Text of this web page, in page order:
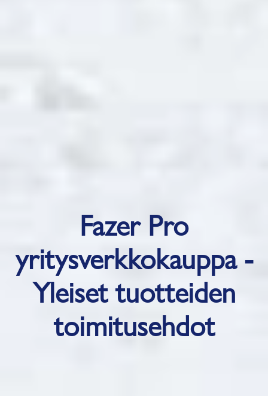
Fazer Pro
yritysverkkokauppa -
Yleiset tuotteiden
toimitusehdot